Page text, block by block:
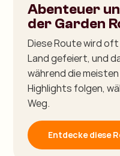
Abenteuer
der Garden
Diese Route wird
Land gefeiert, und
während die
Highlights folgen,
Weg.
Entdecke diese